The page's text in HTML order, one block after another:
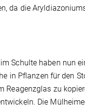
da die
Schulte haben nun
in Pflanzen für den
Reagenzglas zu
Die